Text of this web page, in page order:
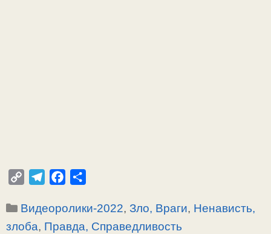
p
y
l
e
c
e
п
Рубрики
Видеоролики-2022,Зло, Враги, Ненависть,
злоба, Правда, Справедливость